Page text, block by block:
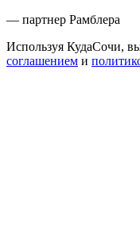
— партнер Рамблера
Используя КудаСочи,
соглашением и